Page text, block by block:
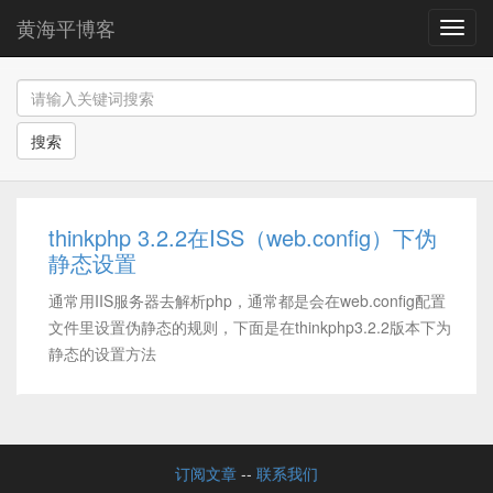
导
航
黄海平博客
搜索
thinkphp 3.2.2在ISS（web.config）下伪
静态设置
通常用IIS服务器去解析php，通常都是会在web.config配置
文件里设置伪静态的规则，下面是在thinkphp3.2.2版本下为
静态的设置方法
订阅文章 -- 联系我们